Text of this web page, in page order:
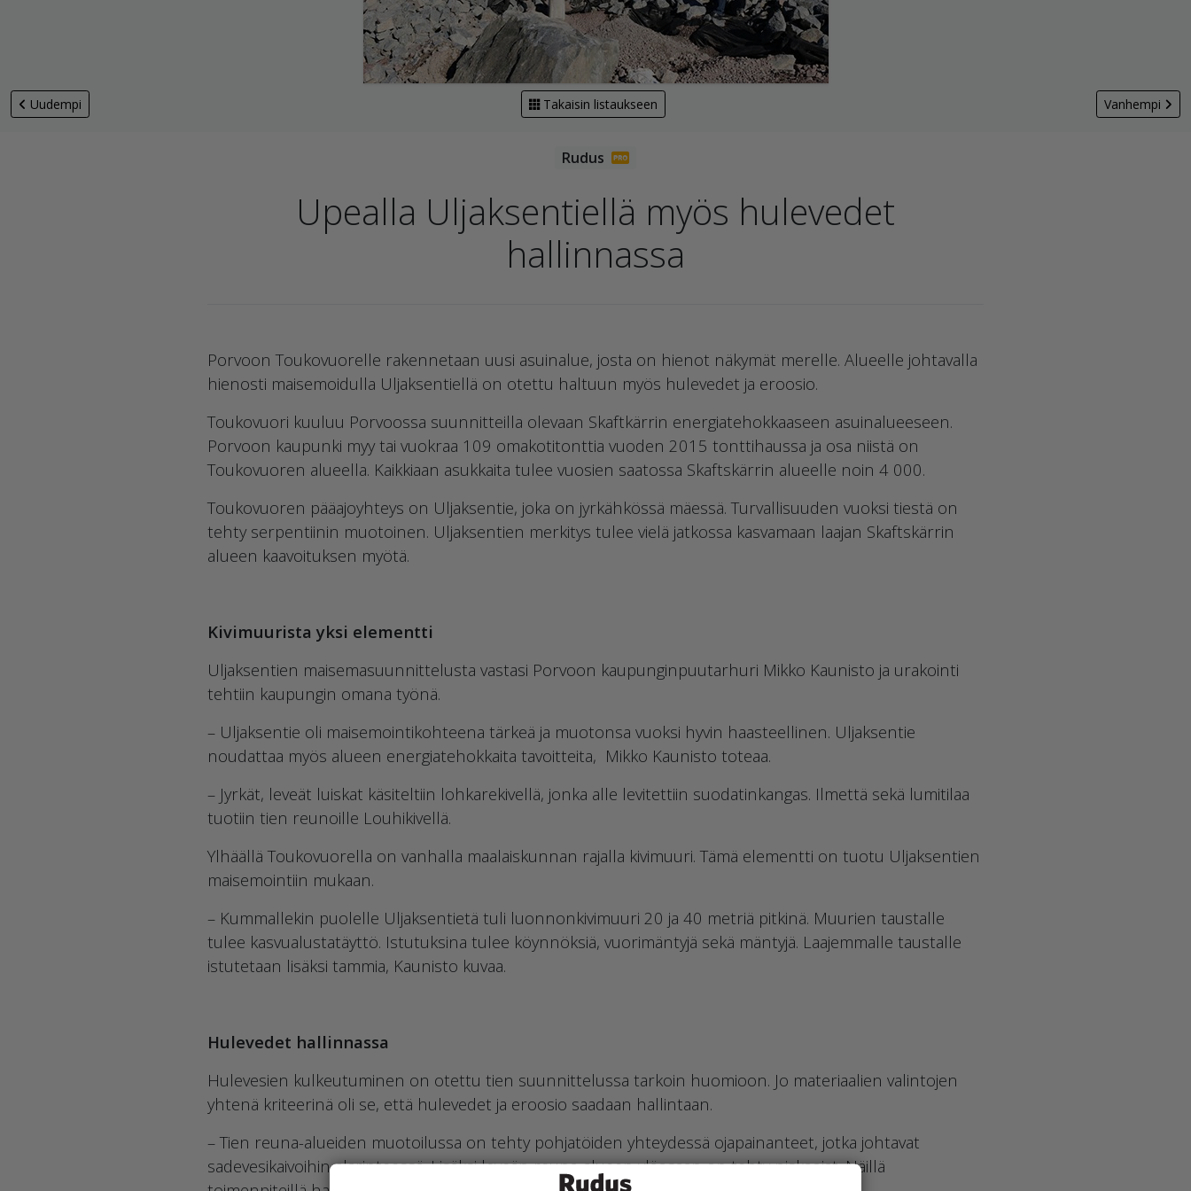
Uudempi Takaisin listaukseen Vanhempi
Upealla Uljaksentiellä myös hulevedet
hallinnassa
Porvoon Toukovuorelle rakennetaan uusi asuinalue, josta on hienot näkymät merelle. Alueelle johtavalla
hienosti maisemoidulla Uljaksentiellä on otettu haltuun myös hulevedet ja eroosio.
Toukovuori kuuluu Porvoossa suunnitteilla olevaan Skaftkärrin energiatehokkaaseen asuinalueeseen.
Porvoon kaupunki myy tai vuokraa 109 omakotitonttia vuoden 2015 tonttihaussa ja osa niistä on
Toukovuoren alueella. Kaikkiaan asukkaita tulee vuosien saatossa Skaftskärrin alueelle noin 4 000.
Toukovuoren pääajoyhteys on Uljaksentie, joka on jyrkähkössä mäessä. Turvallisuuden vuoksi tiestä on
tehty serpentiinin muotoinen. Uljaksentien merkitys tulee vielä jatkossa kasvamaan laajan Skaftskärrin
alueen kaavoituksen myötä.
Kivimuurista yksi elementti
Uljaksentien maisemasuunnittelusta vastasi Porvoon kaupunginpuutarhuri Mikko Kaunisto ja urakointi
tehtiin kaupungin omana työnä.
– Uljaksentie oli maisemointikohteena tärkeä ja muotonsa vuoksi hyvin haasteellinen. Uljaksentie
noudattaa myös alueen energiatehokkaita tavoitteita, Mikko Kaunisto toteaa.
– Jyrkät, leveät luiskat käsiteltiin lohkarekivellä, jonka alle levitettiin suodatinkangas. Ilmettä sekä lumitilaa
tuotiin tien reunoille Louhikivellä.
Ylhäällä Toukovuorella on vanhalla maalaiskunnan rajalla kivimuuri. Tämä elementti on tuotu Uljaksentien
maisemointiin mukaan.
– Kummallekin puolelle Uljaksentietä tuli luonnonkivimuuri 20 ja 40 metriä pitkinä. Muurien taustalle
tulee kasvualustatäyttö. Istutuksina tulee köynnöksiä, vuorimäntyjä sekä mäntyjä. Laajemmalle taustalle
istutetaan lisäksi tammia, Kaunisto kuvaa.
Hulevedet hallinnassa
Hulevesien kulkeutuminen on otettu tien suunnittelussa tarkoin huomioon. Jo materiaalien valintojen
yhtenä kriteerinä oli se, että hulevedet ja eroosio saadaan hallintaan.
– Tien reuna-alueiden muotoilussa on tehty pohjatöiden yhteydessä ojapainanteet, jotka johtavat
sadevesikaivoihin alarinteessä. Lisäksi leveän reuna-alueen yläosaan on tehty niskaojat. Näillä